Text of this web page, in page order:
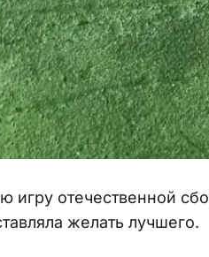
игру отечественной
желать лучшего.